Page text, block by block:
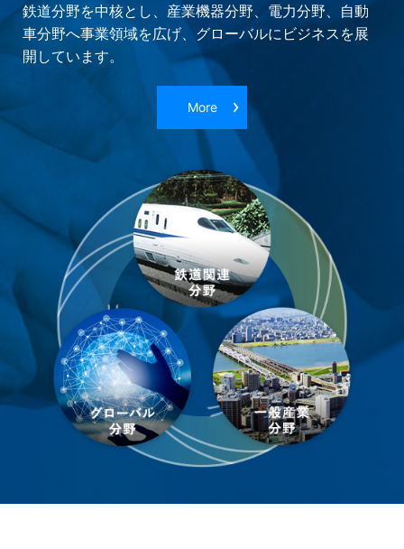
鉄道分野を中核とし、産業機器分野、電力分野、自動
車分野へ事業領域を広げ、グローバルにビジネスを展
開しています。
More